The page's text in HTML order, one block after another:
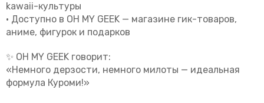
kawaii-культуры
• Доступно в OH MY GEEK — магазине гик-товаров,
аниме, фигурок и подарков
✨ OH MY GEEK говорит:
«Немного дерзости, немного милоты — идеальная
формула Куроми!»